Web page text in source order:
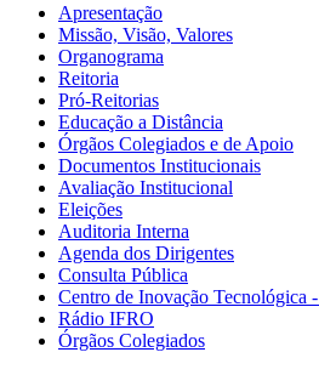
Apresentação
Missão, Visão, Valores
Organograma
Reitoria
Pró-Reitorias
Educação a Distância
Órgãos Colegiados e de Apoio
Documentos Institucionais
Avaliação Institucional
Eleições
Auditoria Interna
Agenda dos Dirigentes
Consulta Pública
Centro de Inovação Tecnológica
Rádio IFRO
Órgãos Colegiados